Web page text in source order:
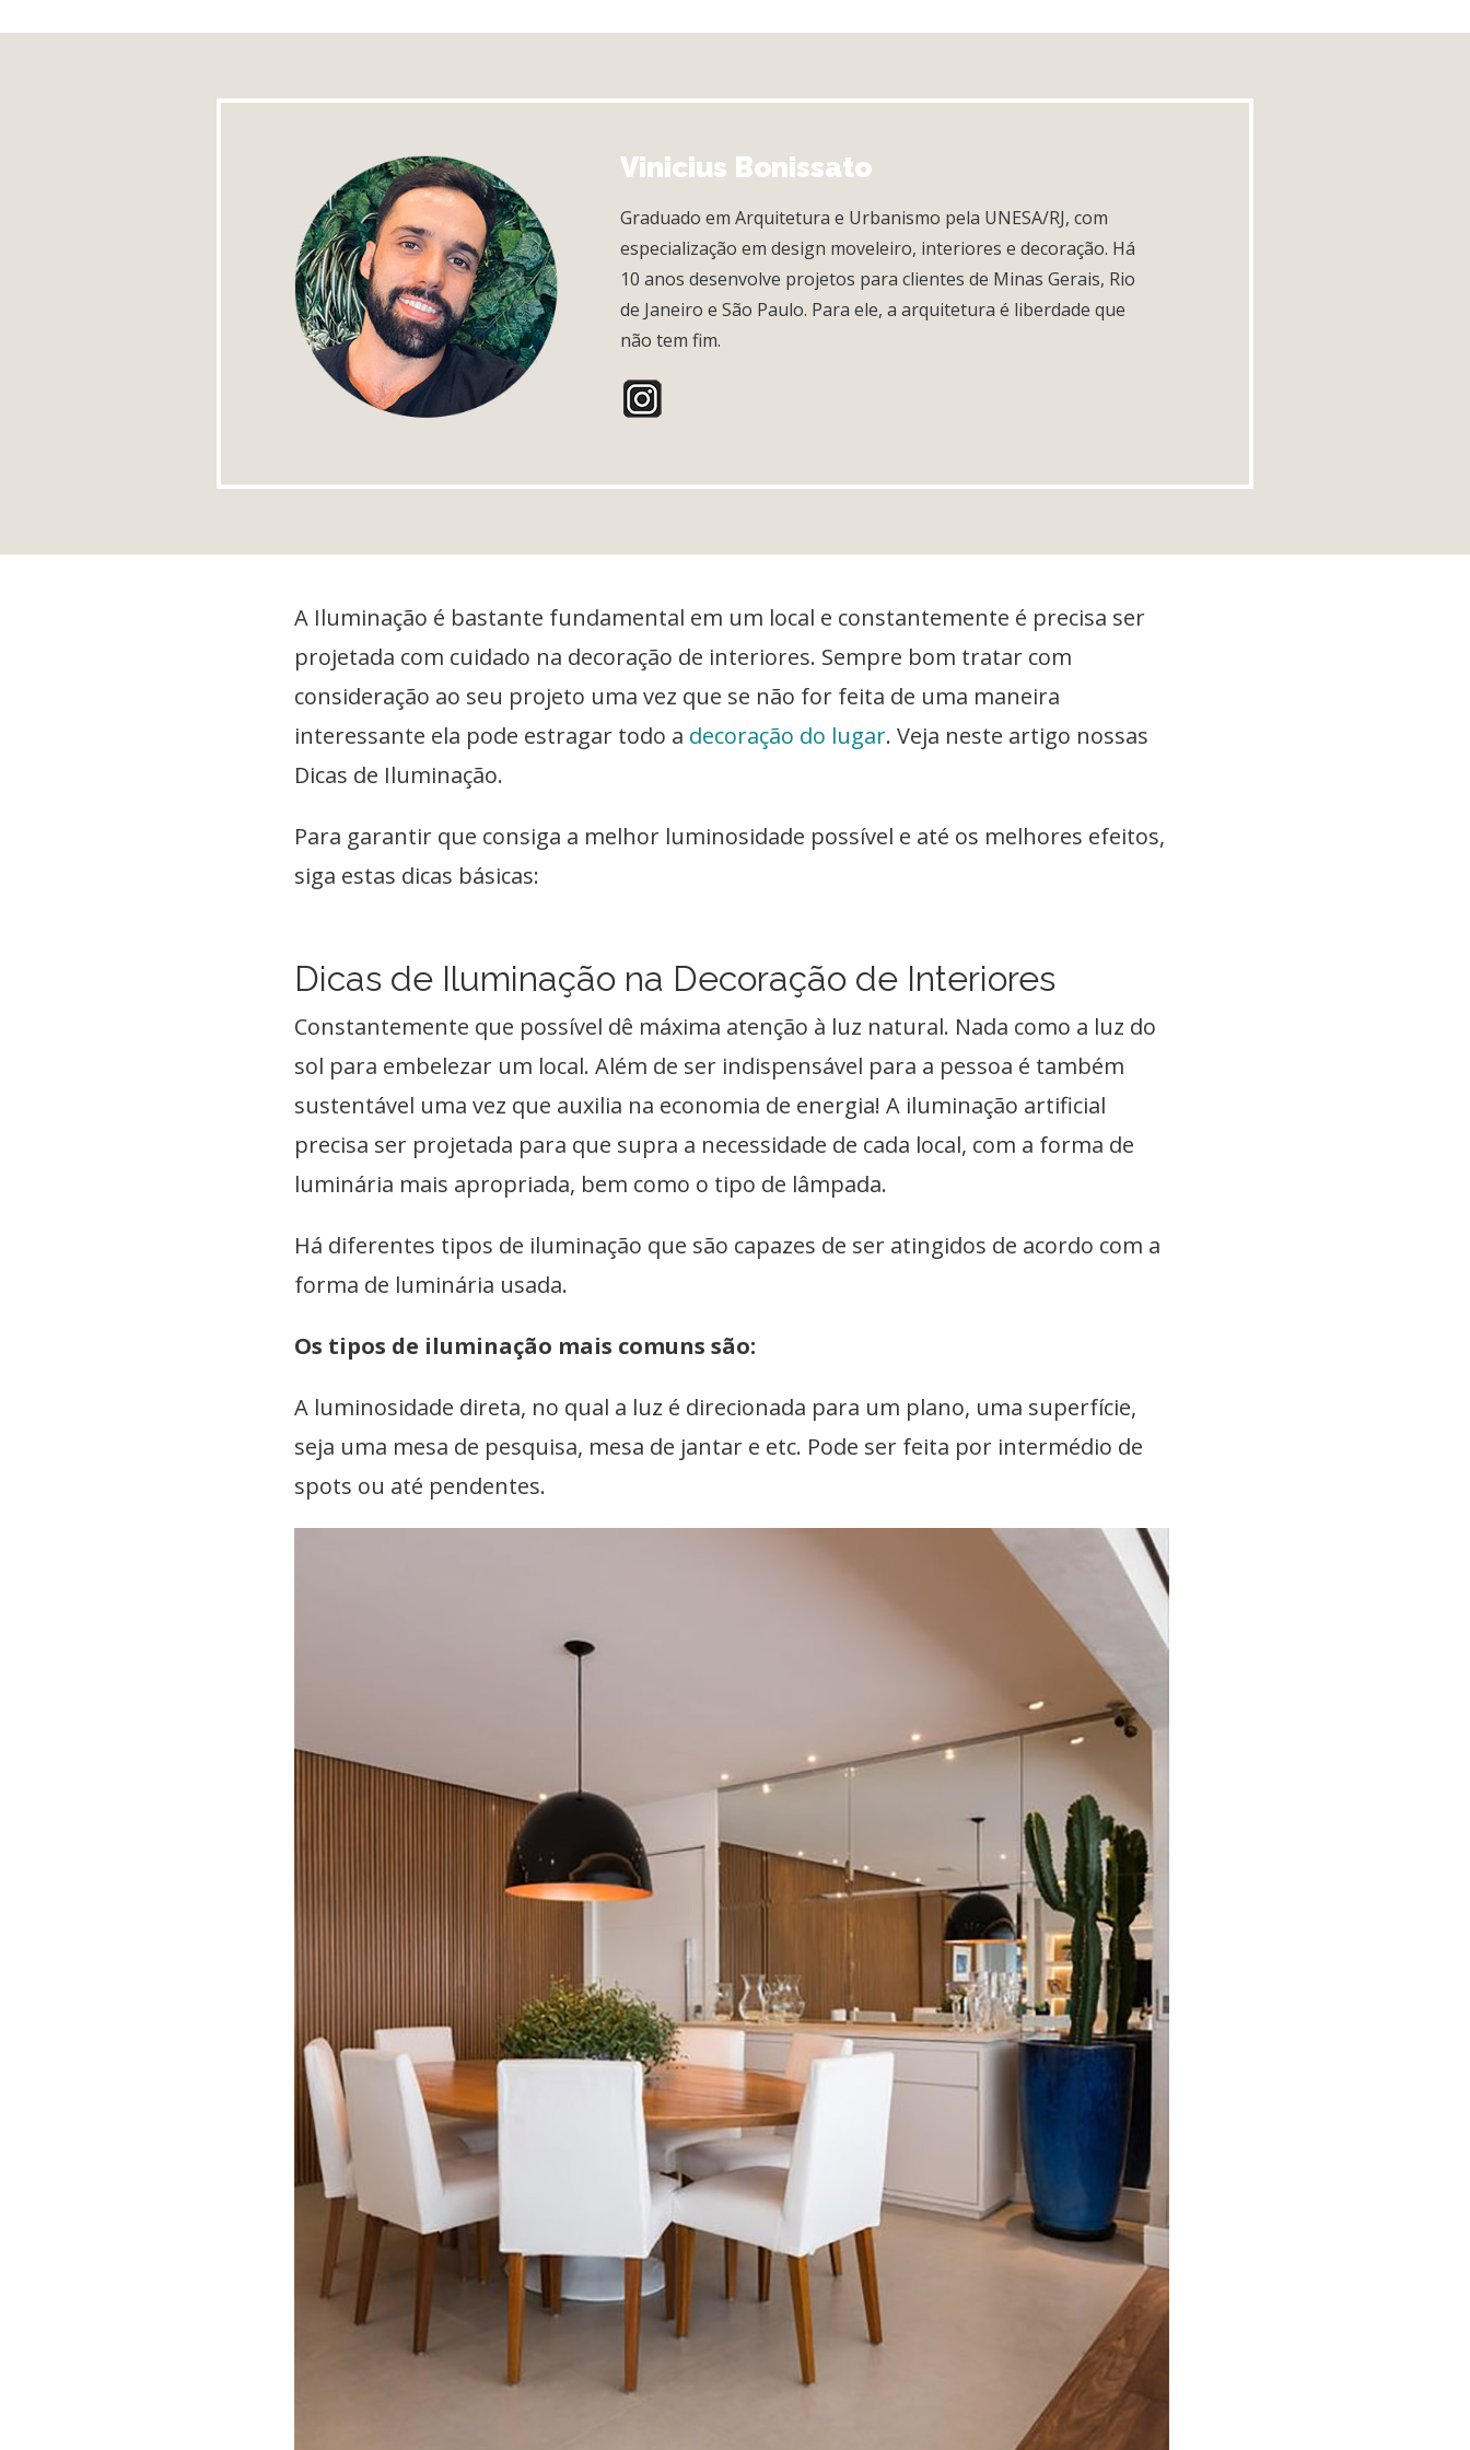
Vinicius Bonissato
Graduado em Arquitetura e Urbanismo pela UNESA/RJ, com
especialização em design moveleiro, interiores e decoração. Há
10 anos desenvolve projetos para clientes de Minas Gerais, Rio
de Janeiro e São Paulo. Para ele, a arquitetura é liberdade que
não tem fim.
A Iluminação é bastante fundamental em um local e constantemente é precisa ser
projetada com cuidado na decoração de interiores. Sempre bom tratar com
consideração ao seu projeto uma vez que se não for feita de uma maneira
interessante ela pode estragar todo a decoração do lugar. Veja neste artigo nossas
Dicas de Iluminação.
Para garantir que consiga a melhor luminosidade possível e até os melhores efeitos,
siga estas dicas básicas:
Dicas de Iluminação na Decoração de Interiores
Constantemente que possível dê máxima atenção à luz natural. Nada como a luz do
sol para embelezar um local. Além de ser indispensável para a pessoa é também
sustentável uma vez que auxilia na economia de energia! A iluminação artificial
precisa ser projetada para que supra a necessidade de cada local, com a forma de
luminária mais apropriada, bem como o tipo de lâmpada.
Há diferentes tipos de iluminação que são capazes de ser atingidos de acordo com a
forma de luminária usada.
Os tipos de iluminação mais comuns são:
A luminosidade direta, no qual a luz é direcionada para um plano, uma superfície,
seja uma mesa de pesquisa, mesa de jantar e etc. Pode ser feita por intermédio de
spots ou até pendentes.